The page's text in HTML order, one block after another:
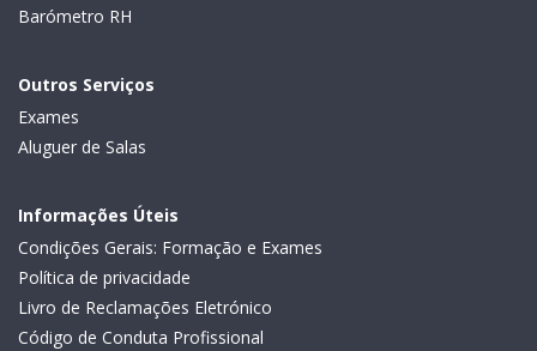
Barómetro RH
Outros Serviços
Exames
Aluguer de Salas
Informações Úteis
Condições Gerais: Formação e Exames
Política de privacidade
Livro de Reclamações Eletrónico
Código de Conduta Profissional